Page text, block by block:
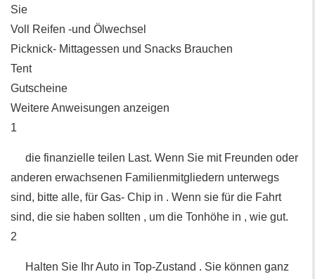
Sie
Voll Reifen -und Ölwechsel
Picknick- Mittagessen und Snacks Brauchen
Tent
Gutscheine
Weitere Anweisungen anzeigen
1
die finanzielle teilen Last. Wenn Sie mit Freunden oder
anderen erwachsenen Familienmitgliedern unterwegs
sind, bitte alle, für Gas- Chip in . Wenn sie für die Fahrt
sind, die sie haben sollten , um die Tonhöhe in , wie gut.
2
Halten Sie Ihr Auto in Top-Zustand . Sie können ganz